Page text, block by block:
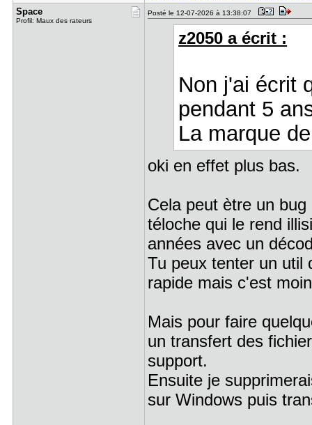
Space
Profil: Maux des rateurs
Posté le 12-07-2026 à 13:38:07
z2050 a écrit :
Non j'ai écrit
pendant 5
La marque
oki en effet plus bas.
Cela peut ètre un
téloche qui le rend
années avec un
Tu peux tenter un util
rapide mais c'est
Mais pour faire
un transfert des
support.
Ensuite je
sur Windows puis